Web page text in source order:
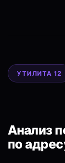
УТИЛИТА 12
Анализ
по